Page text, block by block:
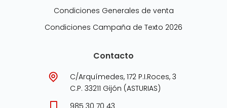
Condiciones Generales de venta
Condiciones Campaña de Texto 2026
Contacto
C/Arquímedes, 172 P.I.Roces, 3
C.P. 33211 Gijón (ASTURIAS)